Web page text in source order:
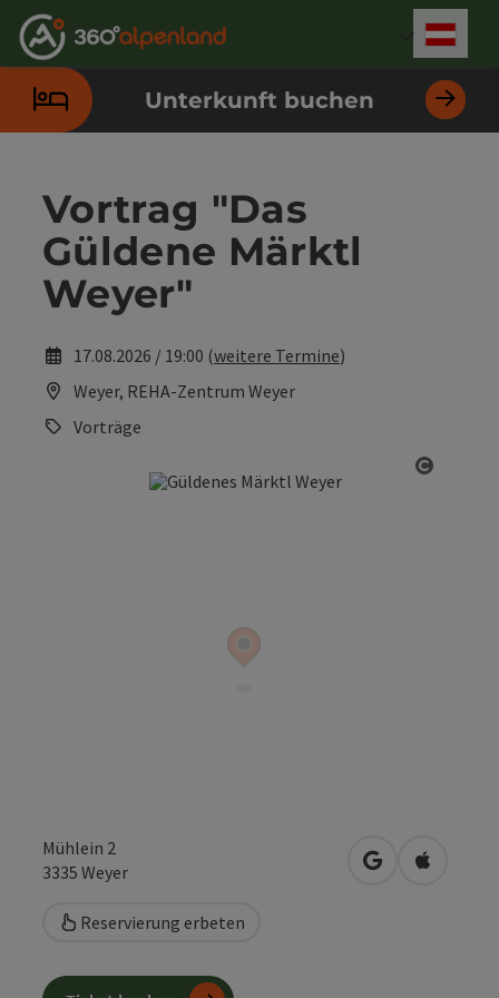
Zum Inhalt
Zur Navigation
Zum Seitenanfang
Zur Kontaktseite
Zur Suche
Zum Impressum
Zu den Hinweisen zur Bedienung der Website
Zur Startseite
Unterkunft buchen
Vortrag "Das
Güldene Märktl
Weyer"
17.08.2026 / 19:00 (weitere Termine)
Weyer, REHA-Zentrum Weyer
Vorträge
Mühlein 2
3335 Weyer in Googlein Apple
Reservierung erbeten